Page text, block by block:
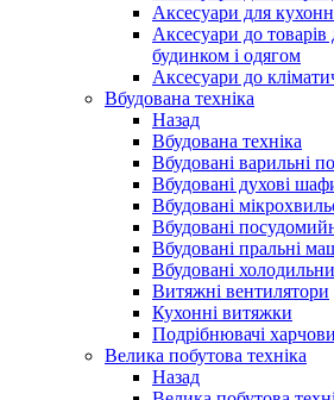
Аксесуари для
Аксесуари до товарів
будинком і одягом
Аксесуари до
Вбудована техніка
Назад
Вбудована техніка
Вбудовані варильні
Вбудовані духові
Вбудовані
Вбудовані
Вбудовані пральні
Вбудовані
Витяжні вентилятори
Кухонні витяжки
Подрібнювачі
Велика побутова техніка
Назад